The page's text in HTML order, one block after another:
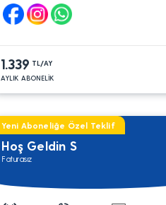
1.339 TL/AY
AYLIK ABONELİK
Yeni Aboneliğe Özel Teklif
Hoş Geldin S
Faturasız